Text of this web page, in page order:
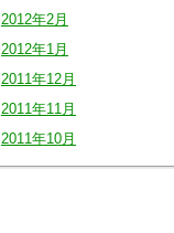
2012年2月
2012年1月
2011年12月
2011年11月
2011年10月